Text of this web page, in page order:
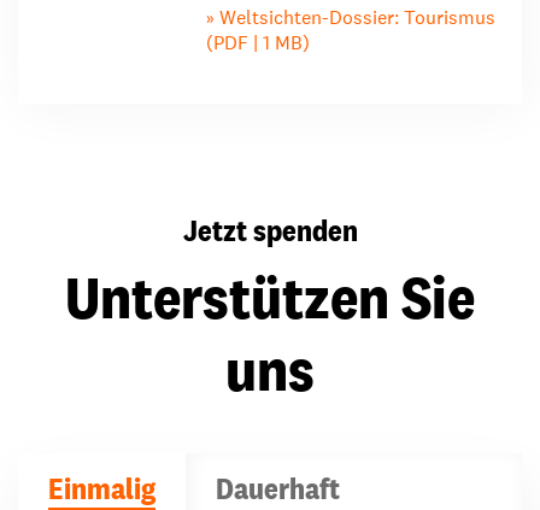
Weltsichten-Dossier: Tourismus
(PDF | 1 MB)
Jetzt spenden
Unterstützen Sie
uns
Einmalig Dauerhaft